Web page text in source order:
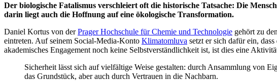
Der biologische Fatalismus verschleiert oft die historische Tatsache: Die
darin liegt auch die Hoffnung auf eine ökologische Transformation.
Daniel Kortus von derPrager Hochschule für Chemie und Technologie gehört zu
eintreten. Auf seinem Social-Media-Konto Klimatomluva setzt er sich dafür ein,
akademisches Engagement noch keine Selbstverständlichkeit ist, ist dies eine
Sicherheit lässt sich auf vielfältige Weise gestalten: durch Ansammlung von
das Grundstück, aber auch durch Vertrauen in die Nachbarn.